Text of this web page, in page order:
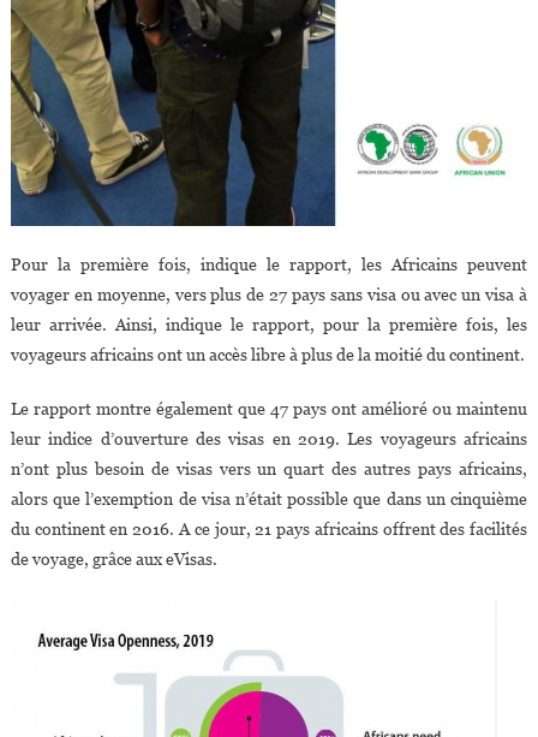
Pour la première fois, indique le rapport, les Africains peuvent
voyager en moyenne, vers plus de 27 pays sans visa ou avec un visa à
leur arrivée. Ainsi, indique le rapport, pour la première fois, les
voyageurs africains ont un accès libre à plus de la moitié du continent.
Le rapport montre également que 47 pays ont amélioré ou maintenu
leur indice d’ouverture des visas en 2019. Les voyageurs africains
n’ont plus besoin de visas vers un quart des autres pays africains,
alors que l’exemption de visa n’était possible que dans un cinquième
du continent en 2016. A ce jour, 21 pays africains offrent des facilités
de voyage, grâce aux eVisas.